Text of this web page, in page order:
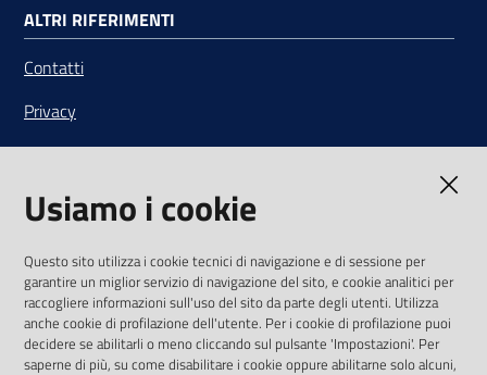
ALTRI RIFERIMENTI
Contatti
Privacy
Note legali
Media Policy
SEGUICI SU
YoutubeTwitterLinkedinFacebookInstagram
Usiamo i cookie
Questo sito utilizza i cookie tecnici di navigazione e di sessione per
garantire un miglior servizio di navigazione del sito, e cookie analitici per
raccogliere informazioni sull'uso del sito da parte degli utenti. Utilizza
anche cookie di profilazione dell'utente. Per i cookie di profilazione puoi
decidere se abilitarli o meno cliccando sul pulsante 'Impostazioni'. Per
saperne di più, su come disabilitare i cookie oppure abilitarne solo alcuni,